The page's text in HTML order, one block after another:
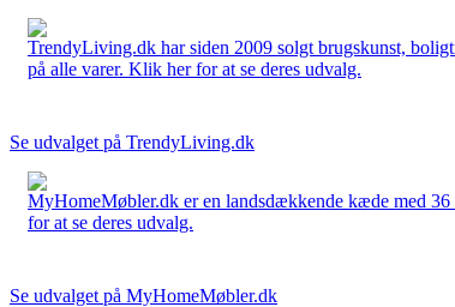
TrendyLiving.dk har siden 2009 solgt brugskunst,
på alle varer. Klik her for at se deres udvalg.
Se udvalget på TrendyLiving.dk
MyHomeMøbler.dk er en landsdækkende kæde med
for at se deres udvalg.
Se udvalget på MyHomeMøbler.dk